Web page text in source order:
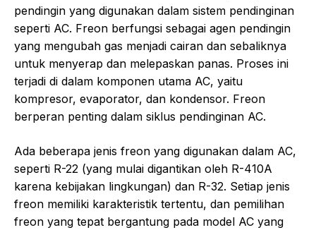
pendingin yang digunakan dalam sistem pendinginan
seperti AC. Freon berfungsi sebagai agen pendingin
yang mengubah gas menjadi cairan dan sebaliknya
untuk menyerap dan melepaskan panas. Proses ini
terjadi di dalam komponen utama AC, yaitu
kompresor, evaporator, dan kondensor. Freon
berperan penting dalam siklus pendinginan AC.
Ada beberapa jenis freon yang digunakan dalam AC,
seperti R-22 (yang mulai digantikan oleh R-410A
karena kebijakan lingkungan) dan R-32. Setiap jenis
freon memiliki karakteristik tertentu, dan pemilihan
freon yang tepat bergantung pada model AC yang